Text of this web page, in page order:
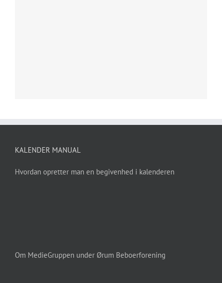
KALENDER MANUAL
Hvordan opretter man en begivenhed i kalenderen
Om MedieGruppen under Ørum Beboerforening